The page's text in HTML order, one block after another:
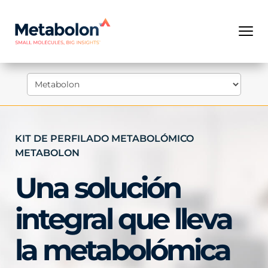
KIT DE PERFILADO METABOLÓMICO
METABOLON
Una solución
integral que lleva
la metabolómica